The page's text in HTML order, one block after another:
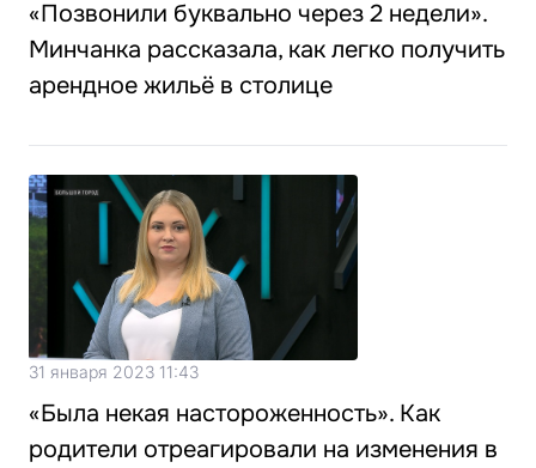
«Позвонили буквально через 2 недели».
Минчанка рассказала, как легко получить
арендное жильё в столице
31 января 2023 11:43
«Была некая настороженность». Как
родители отреагировали на изменения в